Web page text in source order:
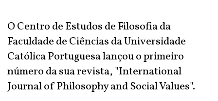
O Centro de Estudos de Filosofia da
Faculdade de Ciências da Universidade
Católica Portuguesa lançou o primeiro
número da sua revista, "International
Journal of Philosophy and Social Values".